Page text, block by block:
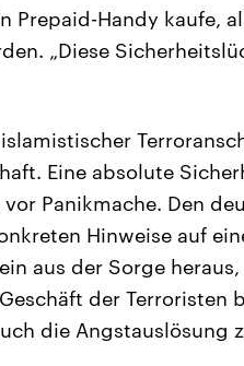
Prepaid-Handy kaufe,
„Diese
Eine absolute
Panikmache. Den
Hinweise auf
aus der Sorge
der Terroristen
die Angstauslösung